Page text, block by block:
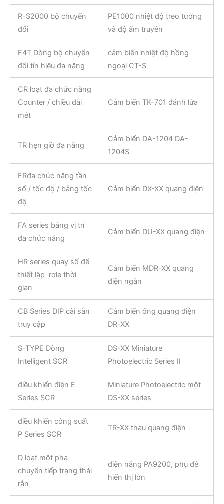
R-S2000 bộ chuyển
đổi
PE1000 nhiệt độ treo tường
và độ ẩm truyền
E4T Dòng bộ chuyển
đổi tín hiệu đa năng
cảm biến nhiệt độ hồng
ngoại CT-S
CR loạt đa chức năng
Counter / chiều dài
mét
Cảm biến TK-701 đánh lửa
TR hẹn giờ đa năng
Cảm biến DA-1204 DA-
1204S
FRđa chức năng tần
số / tốc độ / bảng tốc
độ
Cảm biến DX-XX quang điện
FA series bảng vị trí
đa chức năng
Cảm biến DU-XX quang điện
HR series quay số để
thiết lập rơle thời
gian
Cảm biến MDR-XX quang
điện ngắn
CB Series DIP cài sẵn
truy cập
Cảm biến ống quang điện
DR-XX
S-TYPE Dòng
Intelligent SCR
DS-XX Miniature
Photoelectric Series II
điều khiển điện E
Series SCR
Miniature Photoelectric một
DS-XX series
điều khiển công suất
P Series SCR
TR-XX thau quang điện
D loạt một pha
chuyển tiếp trạng thái
rắn
điện năng PA9200, phụ đề
hiển thị lớn